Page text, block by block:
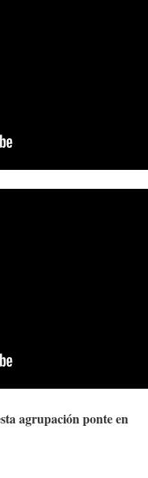
agrupación ponte en